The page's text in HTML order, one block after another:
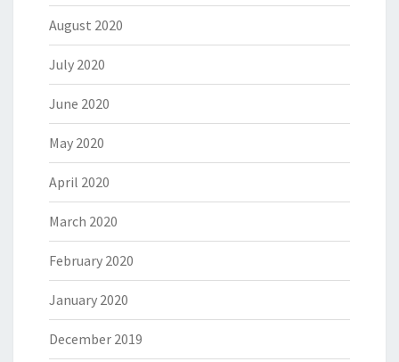
August 2020
July 2020
June 2020
May 2020
April 2020
March 2020
February 2020
January 2020
December 2019